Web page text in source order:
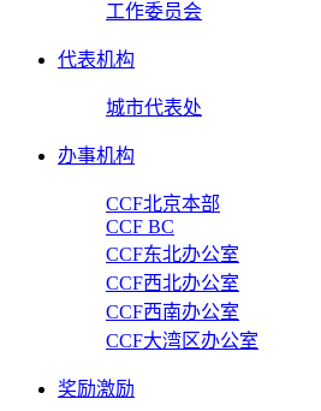
工作委员会
代表机构
城市代表处
办事机构
CCF北京本部
CCF BC
CCF东北办公室
CCF西北办公室
CCF西南办公室
CCF大湾区办公室
奖励激励